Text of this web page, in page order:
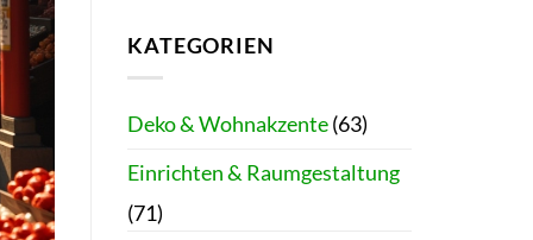
KATEGORIEN
Deko & Wohnakzente(63)
Einrichten & Raumgestaltung
(71)